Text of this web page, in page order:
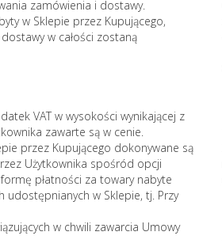
zamówienia i dostawy.
w Sklepie przez Kupującego,
w całości zostaną
VAT w wysokości wynikającej z
zawarte są w cenie.
przez Kupującego dokonywane są
Użytkownika spośród opcji
płatności za towary nabyte
udostępnianych w Sklepie, tj. Przy
w chwili zawarcia Umowy